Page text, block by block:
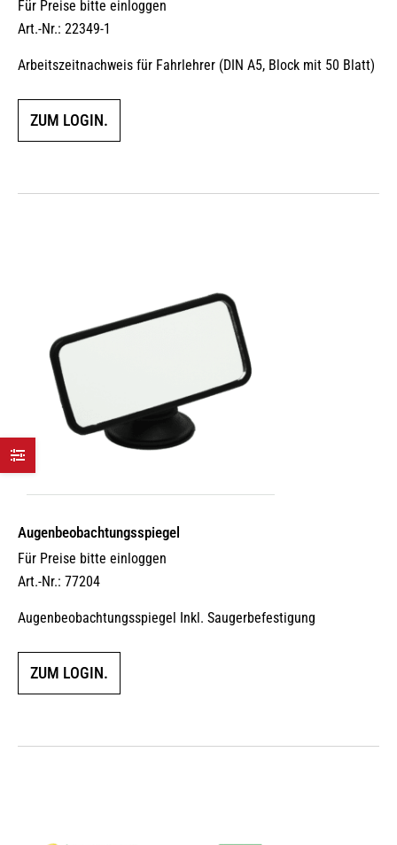
Für Preise bitte einloggen
Art.-Nr.: 22349-1
Arbeitszeitnachweis für Fahrlehrer (DIN A5, Block mit 50 Blatt)
ZUM LOGIN.
Augen­beobach­tungs­spiegel
Für Preise bitte einloggen
Art.-Nr.: 77204
Augenbeobachtungsspiegel Inkl. Saugerbefestigung
ZUM LOGIN.